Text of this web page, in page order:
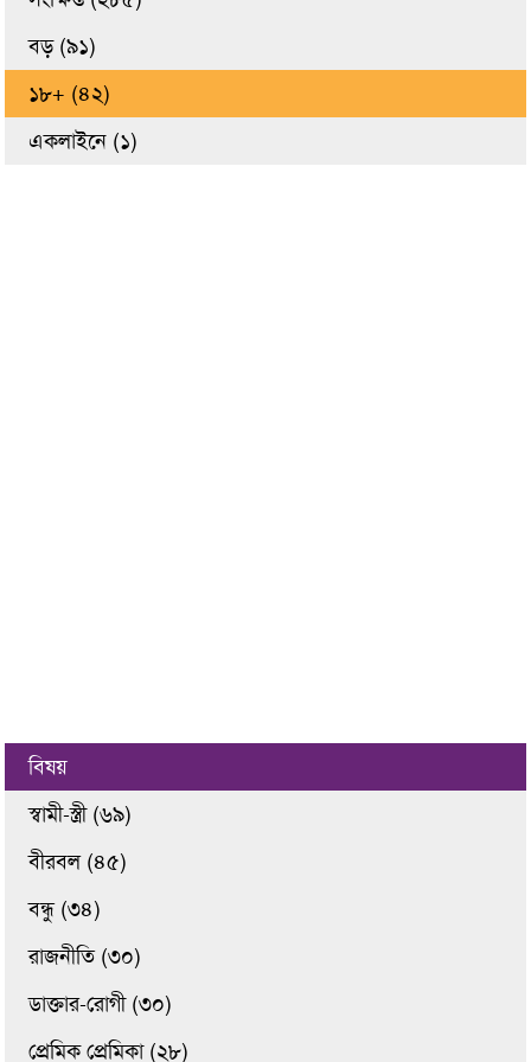
বড় (৯১)
১৮+ (৪২)
একলাইনে (১)
বিষয়
স্বামী-স্ত্রী (৬৯)
বীরবল (৪৫)
বন্ধু (৩৪)
রাজনীতি (৩০)
ডাক্তার-রোগী (৩০)
প্রেমিক প্রেমিকা (২৮)